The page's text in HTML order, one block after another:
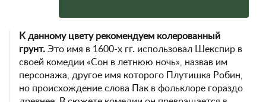
К данному цвету рекомендуем колерованный
грунт. Это имя в 1600-х гг. использовал Шекспир в
своей комедии «Сон в летнюю ночь», назвав им
персонажа, другое имя которого Плутишка Робин,
но происхождение слова Пак в фольклоре гораздо